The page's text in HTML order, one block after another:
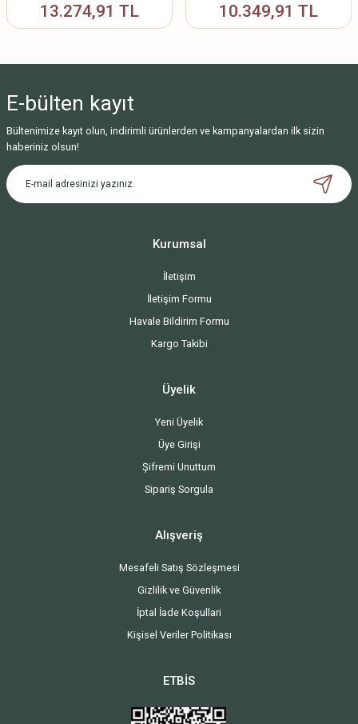
13.274,91 TL 10.349,91 TL
E-bülten kayıt
Bültenimize kayıt olun, indirimli ürünlerden ve kampanyalardan ilk sizin
haberiniz olsun!
Kurumsal
İletişim
İletişim Formu
Havale Bildirim Formu
Kargo Takibi
Üyelik
Yeni Üyelik
Üye Girişi
Şifremi Unuttum
Sipariş Sorgula
Alışveriş
Mesafeli Satış Sözleşmesi
Gizlilik ve Güvenlik
İptal İade Koşullari
Kişisel Veriler Politikası
ETBİS